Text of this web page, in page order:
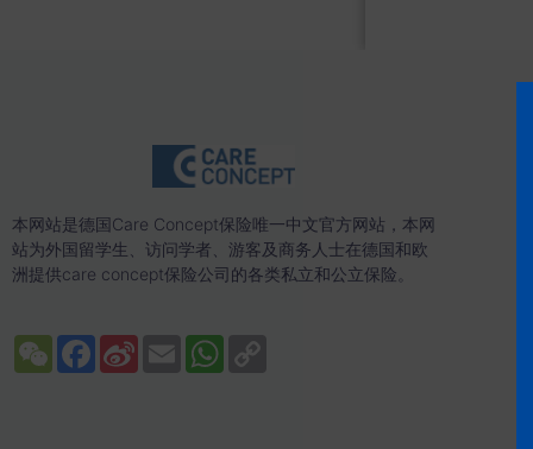
本网站是德国Care Concept保险唯一中文官方网站，本网
站为外国留学生、访问学者、游客及商务人士在德国和欧
洲提供care concept保险公司的各类私立和公立保险。
WeChatFacebook
Sina
Weibo
Email WhatsApp